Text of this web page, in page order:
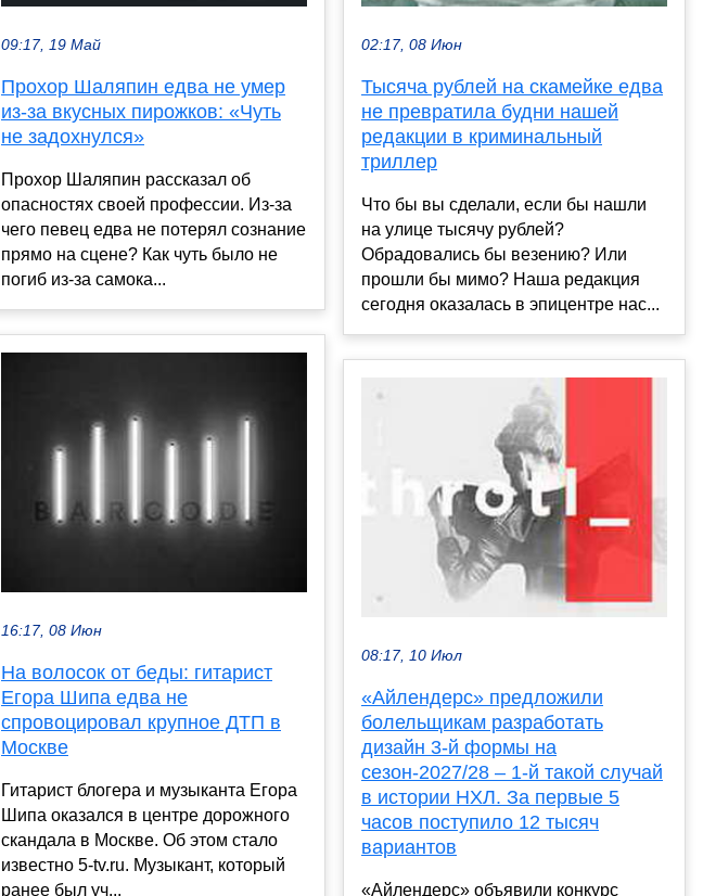
09:17, 19 Май
Прохор Шаляпин едва не умер
из-за вкусных пирожков: «Чуть
не задохнулся»
Прохор Шаляпин рассказал об
опасностях своей профессии. Из-за
чего певец едва не потерял сознание
прямо на сцене? Как чуть было не
погиб из-за самока...
16:17, 08 Июн
На волосок от беды: гитарист
Егора Шипа едва не
спровоцировал крупное ДТП в
Москве
Гитарист блогера и музыканта Егора
Шипа оказался в центре дорожного
скандала в Москве. Об этом стало
известно 5-tv.ru. Музыкант, который
ранее был уч...
02:17, 08 Июн
Тысяча рублей на скамейке едва
не превратила будни нашей
редакции в криминальный
триллер
Что бы вы сделали, если бы нашли
на улице тысячу рублей?
Обрадовались бы везению? Или
прошли бы мимо? Наша редакция
сегодня оказалась в эпицентре нас...
08:17, 10 Июл
«Айлендерс» предложили
болельщикам разработать
дизайн 3-й формы на
сезон-2027/28 – 1-й такой случай
в истории НХЛ. За первые 5
часов поступило 12 тысяч
вариантов
«Айлендерс» объявили конкурс